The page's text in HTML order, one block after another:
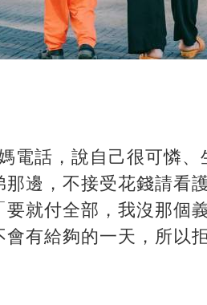
電話，說自己很可憐
邊，不接受花錢請看
就付全部，我沒那個
有給夠的一天，所以拒